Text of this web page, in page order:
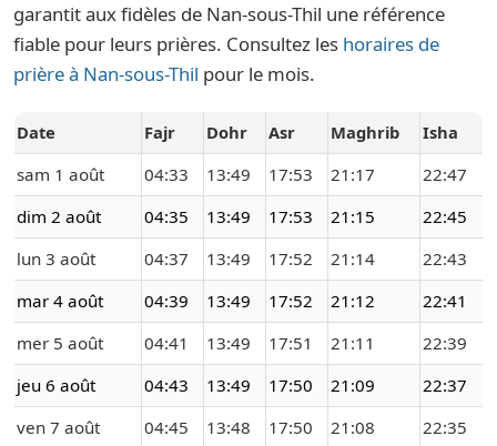
garantit aux fidèles de Nan-sous-Thil une référence
fiable pour leurs prières. Consultez les horaires de
prière à Nan-sous-Thil pour le mois.
Date Fajr Dohr Asr Maghrib
Isha
sam 1 août
04:33 13:49 17:53 21:17
22:47
dim 2 août
04:35 13:49 17:53 21:15
22:45
lun 3 août
04:37 13:49 17:52 21:14
22:43
mar 4 août
04:39 13:49 17:52 21:12
22:41
mer 5 août
04:41 13:49 17:51 21:11
22:39
jeu 6 août
04:43 13:49 17:50 21:09
22:37
ven 7 août
04:45 13:48 17:50 21:08
22:35